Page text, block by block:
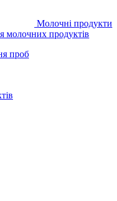
Молочні продукти
молочних продуктів
проб